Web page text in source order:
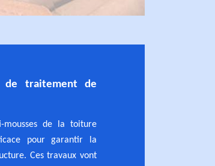
de traitement de
mousses de la toiture
pour garantir la
Ces travaux vont